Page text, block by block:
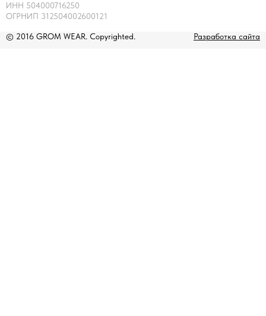
ИНН 504000716250
ОГРНИП 312504002600121
© 2016 GROM WEAR. Copyrighted. Разработка сайта